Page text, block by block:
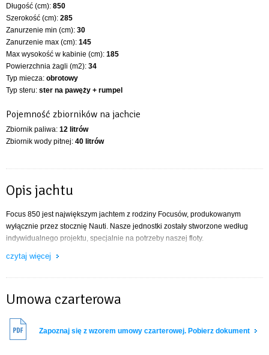
Długość (cm): 850
Szerokość (cm): 285
Zanurzenie min (cm): 30
Zanurzenie max (cm): 145
Max wysokość w kabinie (cm): 185
Powierzchnia żagli (m2): 34
Typ miecza: obrotowy
Typ steru: ster na pawęży + rumpel
Pojemność zbiorników na jachcie
Zbiornik paliwa: 12 litrów
Zbiornik wody pitnej: 40 litrów
Opis jachtu
Focus 850 jest największym jachtem z rodziny Focusów, produkowanym
wyłącznie przez stocznię Nauti. Nasze jednostki zostały stworzone według
indywidualnego projektu, specjalnie na potrzeby naszej floty.
W tej jednostce można zauważyć wiele cech charakterystycznych z Focusa
nautycznych. Dzięki potężnym żaglom pływa nawet przy niewielkim wietrze, a
również w trudniejszych warunkach.
Zaletą tej jednostki jest wysoka kabina, umożliwiająca swobodne poruszanie
czytaj więcej
Umowa czarterowa
Zapoznaj się z wzorem umowy czarterowej. Pobierz dokument